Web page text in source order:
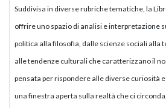
Suddivisa in diverse rubriche tematiche, la
offrire uno spazio di analisi e interpretazione
politica alla filosofia, dalle scienze sociali alla
alle tendenze culturali che caratterizzano il
pensata per rispondere alle diverse curiosità
una finestra aperta sulla realtà che ci